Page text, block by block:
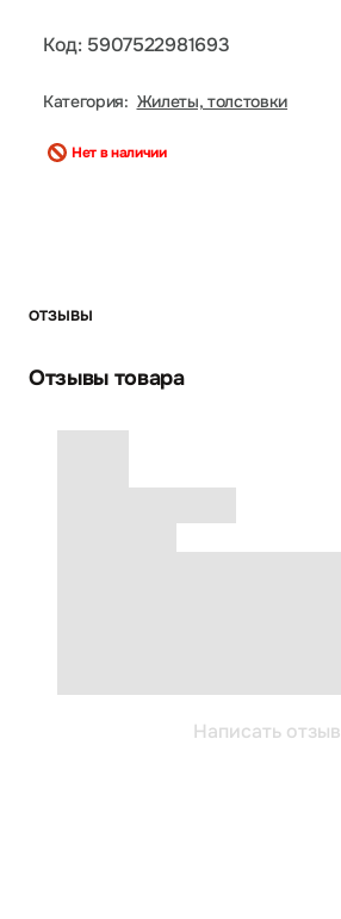
Код: 5907522981693
Категория: Жилеты, толстовки
Нет в наличии
ОТЗЫВЫ
Отзывы товара
Написать отзыв